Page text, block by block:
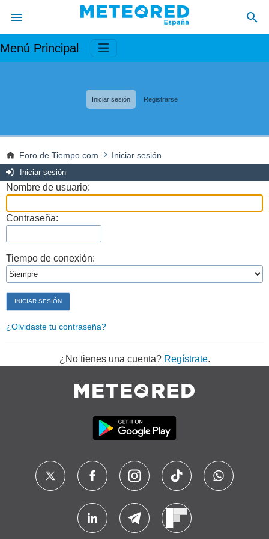
Menú Principal
Iniciar sesión Registrarse
Foro de Tiempo.com Iniciar sesión
Iniciar sesión
Nombre de usuario:
Contraseña:
Tiempo de conexión:
¿Olvidaste tu contraseña?
¿No tienes una cuenta? Regístrate.